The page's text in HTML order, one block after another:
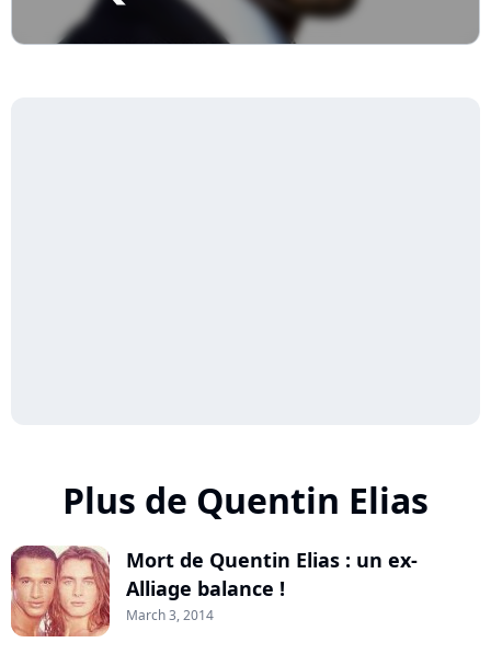
Plus de Quentin Elias
Mort de Quentin Elias : un ex-
Alliage balance !
March 3, 2014